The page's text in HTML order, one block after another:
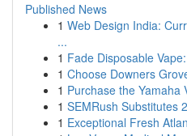
Published News
1 Web Design India:
...
1 Fade Disposable
1 Choose Downers
1 Purchase the Yamaha
1 SEMRush Substitutes
1 Exceptional Fresh